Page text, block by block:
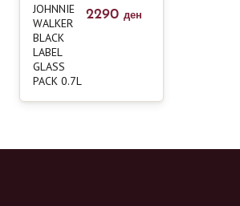
JOHNNIE
WALKER
BLACK
LABEL
GLASS
PACK 0.7L
2290 ден